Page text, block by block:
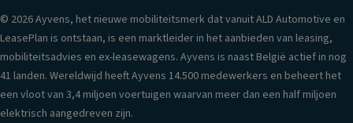
a
g
C
e
n
tr
a
kr
el
in
g
n
s
m
is
si
© 2026 Ayvens, het nieuwe mobiliteitsmerk dat vanuit ALD Automotive en
LeasePlan is ontstaan, is een marktleider in het aanbieden van leasing,
mobiliteitsadvies en ex-leasewagens. Ayvens is naast België actief in nog
41 landen. Wereldwijd heeft Ayvens 14.500 medewerkers en beheert het
een vloot van 3,4 miljoen voertuigen waarvan meer dan een half miljoen
elektrisch aangedreven zijn.